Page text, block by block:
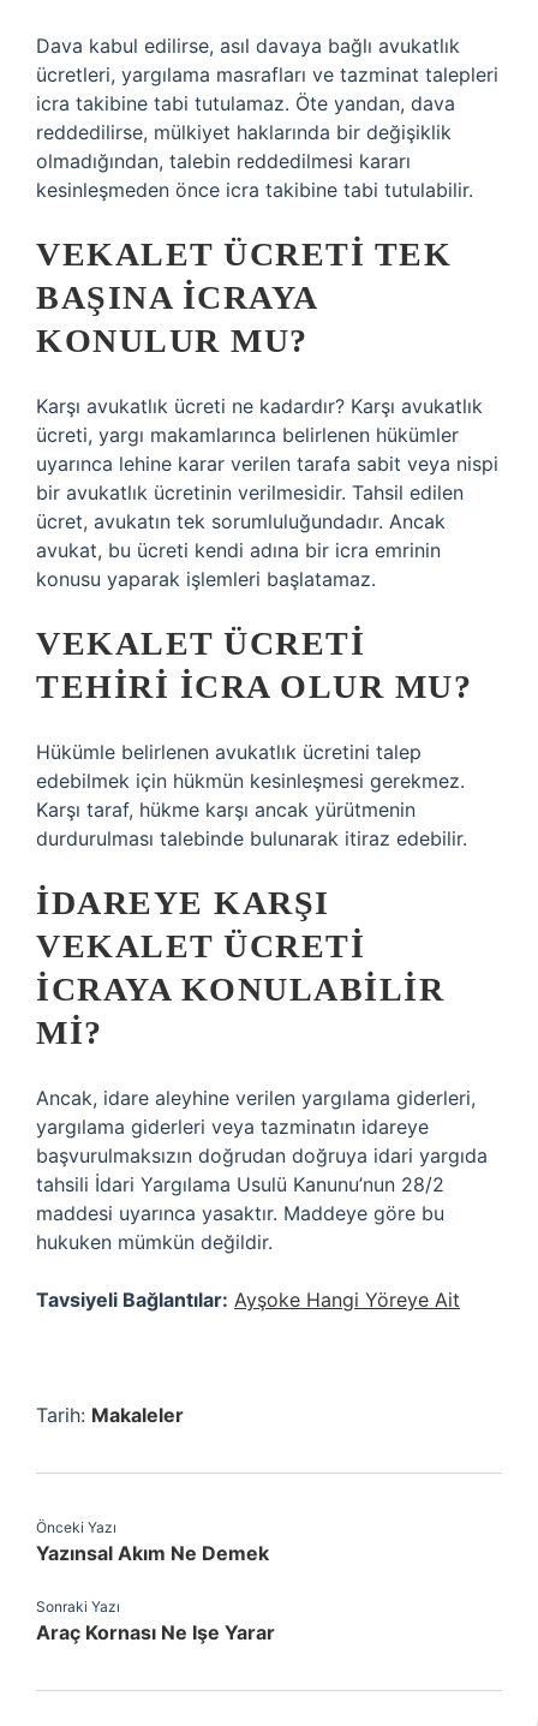
Dava kabul edilirse, asıl davaya bağlı avukatlık
ücretleri, yargılama masrafları ve tazminat talepleri
icra takibine tabi tutulamaz. Öte yandan, dava
reddedilirse, mülkiyet haklarında bir değişiklik
olmadığından, talebin reddedilmesi kararı
kesinleşmeden önce icra takibine tabi tutulabilir.
VEKALET ÜCRETI TEK
BAŞINA ICRAYA
KONULUR MU?
Karşı avukatlık ücreti ne kadardır? Karşı avukatlık
ücreti, yargı makamlarınca belirlenen hükümler
uyarınca lehine karar verilen tarafa sabit veya nispi
bir avukatlık ücretinin verilmesidir. Tahsil edilen
ücret, avukatın tek sorumluluğundadır. Ancak
avukat, bu ücreti kendi adına bir icra emrinin
konusu yaparak işlemleri başlatamaz.
VEKALET ÜCRETI
TEHIRI ICRA OLUR MU?
Hükümle belirlenen avukatlık ücretini talep
edebilmek için hükmün kesinleşmesi gerekmez.
Karşı taraf, hükme karşı ancak yürütmenin
durdurulması talebinde bulunarak itiraz edebilir.
İDAREYE KARŞI
VEKALET ÜCRETI
ICRAYA KONULABILIR
MI?
Ancak, idare aleyhine verilen yargılama giderleri,
yargılama giderleri veya tazminatın idareye
başvurulmaksızın doğrudan doğruya idari yargıda
tahsili İdari Yargılama Usulü Kanunu’nun 28/2
maddesi uyarınca yasaktır. Maddeye göre bu
hukuken mümkün değildir.
Tavsiyeli Bağlantılar: Ayşoke Hangi Yöreye Ait
Tarih: Makaleler
Önceki Yazı
Yazınsal Akım Ne Demek
Sonraki Yazı
Araç Kornası Ne Işe Yarar